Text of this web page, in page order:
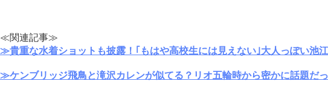
≪関連記事≫
≫貴重な水着ショットも披露！｢もはや高校生には見えない｣大人っぽい池
≫ケンブリッジ飛鳥と滝沢カレンが似てる？リオ五輪時から密かに話題だ